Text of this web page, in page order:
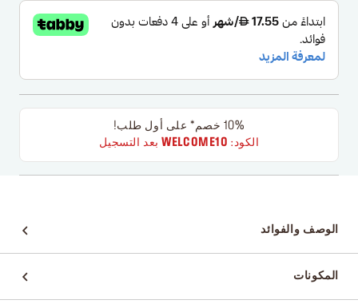
10% خصم* على أول طلب!
الكود: WELCOME10بعد التسجيل
الوصف والفوائد
المكونات